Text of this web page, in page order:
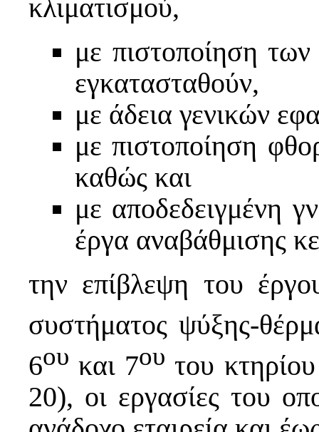
κλιματισμού,
με πιστοποίηση
εγκατασταθούν,
με άδεια γενικών
με πιστοποίηση
καθώς και
με αποδεδειγμένη
έργα αναβάθμισης
την επίβλεψη του
συστήματος ψύξης-
6ου και 7ου του
20), οι εργασίες του